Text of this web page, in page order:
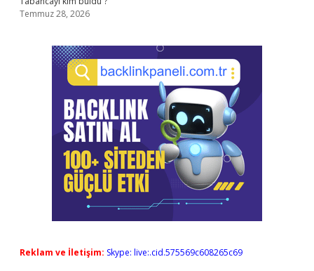
Temmuz 28, 2026
Reklam ve İletişim: Skype: live:.cid.575569c608265c69